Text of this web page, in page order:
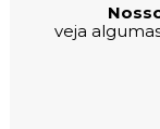
veja